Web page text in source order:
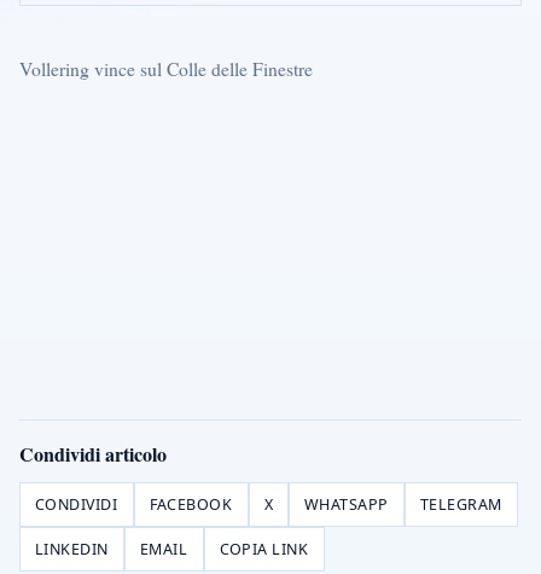
Vollering vince sul Colle delle Finestre
Condividi articolo
CONDIVIDI FACEBOOK X WHATSAPP TELEGRAM
LINKEDIN EMAIL COPIA LINK